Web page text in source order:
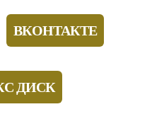
ВКОНТАКТЕ
ДИСК